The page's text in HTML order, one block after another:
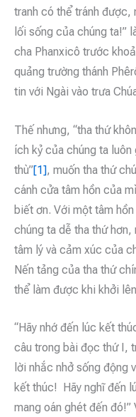
tranh có thể tránh được,
lối sống của chúng ta!”
cha Phanxicô trước
quảng trường thánh
tin với Ngài vào trưa
Thế nhưng, “tha thứ
ích kỷ của chúng ta
thù”[1], muốn tha thứ
cánh cửa tâm hồn của
biết ơn. Với một tâm
chúng ta dễ tha thứ
tâm lý và cảm xúc của
Nến tảng của tha thứ
thể làm được khi khởi
“Hãy nhớ đến lúc kết
câu trong bài đọc thứ I,
lời nhắc nhở sống động
kết thúc! Hãy nghĩ đến
mang oán ghét đến